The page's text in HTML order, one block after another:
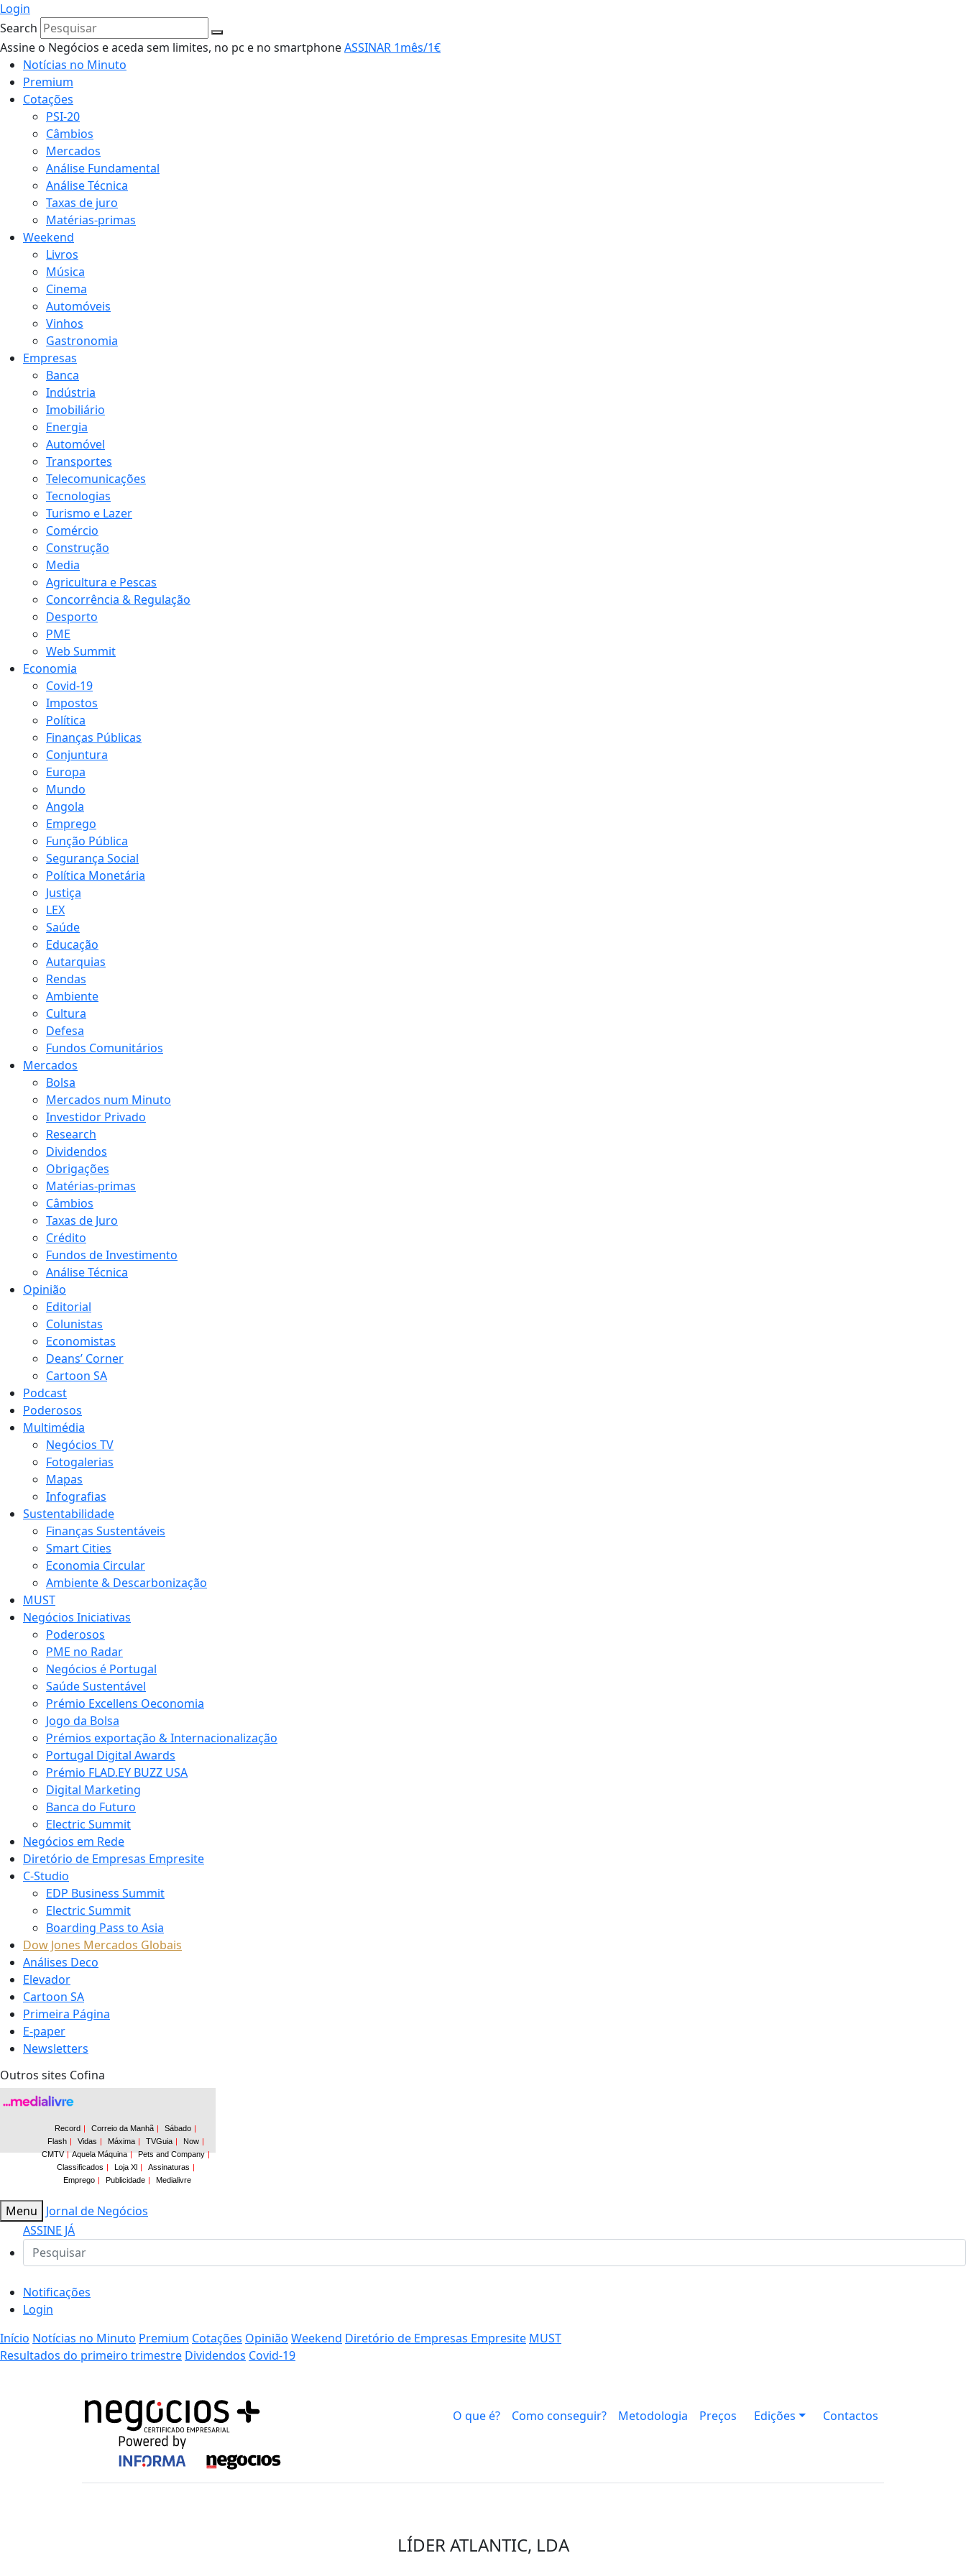
Login
Search
Assine o Negócios e aceda sem limites, no pc e no smartphoneASSINAR 1mês/1€
Notícias no Minuto
Premium
Cotações
PSI-20
Câmbios
Mercados
Análise Fundamental
Análise Técnica
Taxas de juro
Matérias-primas
Weekend
Livros
Música
Cinema
Automóveis
Vinhos
Gastronomia
Empresas
Banca
Indústria
Imobiliário
Energia
Automóvel
Transportes
Telecomunicações
Tecnologias
Turismo e Lazer
Comércio
Construção
Media
Agricultura e Pescas
Concorrência & Regulação
Desporto
PME
Web Summit
Economia
Covid-19
Impostos
Política
Finanças Públicas
Conjuntura
Europa
Mundo
Angola
Emprego
Função Pública
Segurança Social
Política Monetária
Justiça
LEX
Saúde
Educação
Autarquias
Rendas
Ambiente
Cultura
Defesa
Fundos Comunitários
Mercados
Bolsa
Mercados num Minuto
Investidor Privado
Research
Dividendos
Obrigações
Matérias-primas
Câmbios
Taxas de Juro
Crédito
Fundos de Investimento
Análise Técnica
Opinião
Editorial
Colunistas
Economistas
Deans’ Corner
Cartoon SA
Podcast
Poderosos
Multimédia
Negócios TV
Fotogalerias
Mapas
Infografias
Sustentabilidade
Finanças Sustentáveis
Smart Cities
Economia Circular
Ambiente & Descarbonização
MUST
Negócios Iniciativas
Poderosos
PME no Radar
Negócios é Portugal
Saúde Sustentável
Prémio Excellens Oeconomia
Jogo da Bolsa
Prémios exportação & Internacionalização
Portugal Digital Awards
Prémio FLAD.EY BUZZ USA
Digital Marketing
Banca do Futuro
Electric Summit
Negócios em Rede
Diretório de Empresas Empresite
C-Studio
EDP Business Summit
Electric Summit
Boarding Pass to Asia
Dow Jones Mercados Globais
Análises Deco
Elevador
Cartoon SA
Primeira Página
E-paper
Newsletters
Outros sites Cofina
Menu
Jornal de Negócios
ASSINE JÁ
Notificações
Login
Início Notícias no Minuto Premium Cotações Opinião Weekend Diretório de Empresas Empresite MUST
Resultados do primeiro trimestre Dividendos Covid-19
O que é? Como conseguir? Metodologia Preços Edições Contactos
LÍDER ATLANTIC, LDA